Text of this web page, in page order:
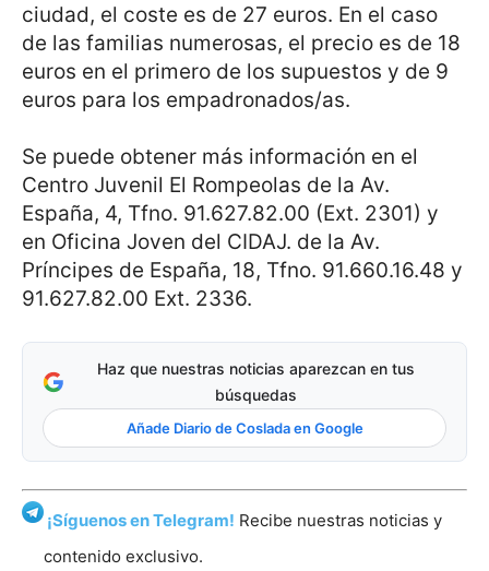
ciudad, el coste es de 27 euros. En el caso
de las familias numerosas, el precio es de 18
euros en el primero de los supuestos y de 9
euros para los empadronados/as.
Se puede obtener más información en el
Centro Juvenil El Rompeolas de la Av.
España, 4, Tfno. 91.627.82.00 (Ext. 2301) y
en Oficina Joven del CIDAJ. de la Av.
Príncipes de España, 18, Tfno. 91.660.16.48 y
91.627.82.00 Ext. 2336.
Haz que nuestras noticias aparezcan en tus
búsquedas
Añade Diario de Coslada en Google
¡Síguenos en Telegram! Recibe nuestras noticias y
contenido exclusivo.